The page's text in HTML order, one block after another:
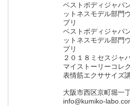
n
n
el
ベストボディジャパ
ットネスモデル部門
プリ
ベストボディジャパ
ットネスモデル部門
プリ
２０１８ミセスジャ
マイストーリーコレ
表情筋エクササイズ
大阪市西区京町堀一
info@kumiko-